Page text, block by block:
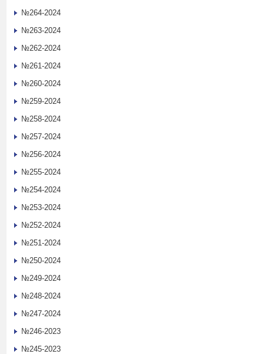
№264-2024
№263-2024
№262-2024
№261-2024
№260-2024
№259-2024
№258-2024
№257-2024
№256-2024
№255-2024
№254-2024
№253-2024
№252-2024
№251-2024
№250-2024
№249-2024
№248-2024
№247-2024
№246-2023
№245-2023